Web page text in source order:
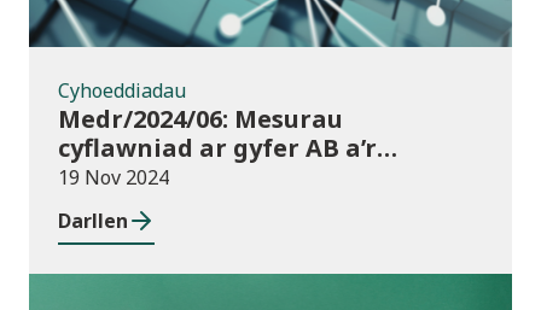
Cyhoeddiadau
Medr/2024/06: Mesurau
cyflawniad ar gyfer AB a’r
chweched dosbarth:
Ymgynghoriad ar drosglwyddo
rhwng cyrsiau ar gyfer 2023/24
19 Nov 2024
Darllen